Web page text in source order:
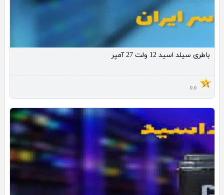
باطری سیلد اسید 12 ولت 27 آمپر
0.0